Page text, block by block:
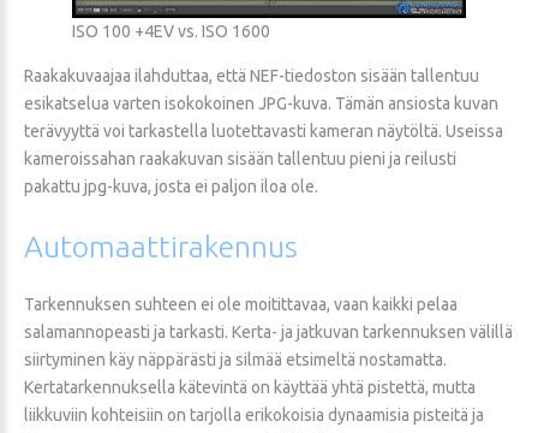
ISO 100 +4EV vs. ISO 1600
Raakakuvaajaa ilahduttaa, että NEF-tiedoston sisään tallentuu
esikatselua varten isokokoinen JPG-kuva. Tämän ansiosta kuvan
terävyyttä voi tarkastella luotettavasti kameran näytöltä. Useissa
kameroissahan raakakuvan sisään tallentuu pieni ja reilusti
pakattu jpg-kuva, josta ei paljon iloa ole.
Automaattirakennus
Tarkennuksen suhteen ei ole moitittavaa, vaan kaikki pelaa
salamannopeasti ja tarkasti. Kerta- ja jatkuvan tarkennuksen välillä
siirtyminen käy näppärästi ja silmää etsimeltä nostamatta.
Kertatarkennuksella kätevintä on käyttää yhtä pistettä, mutta
liikkuviin kohteisiin on tarjolla erikokoisia dynaamisia pisteitä ja